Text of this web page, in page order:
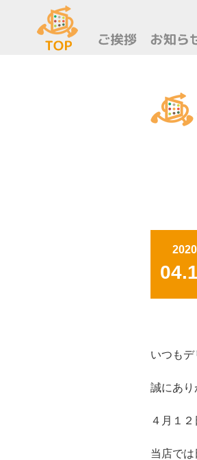
2020
いつも
誠にあり
４月１
当店で